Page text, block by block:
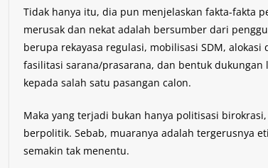
Tidak hanya itu, dia pun menjelaskan fakta-fakta
merusak dan nekat adalah bersumber dari
berupa rekayasa regulasi, mobilisasi SDM,
fasilitasi sarana/prasarana, dan bentuk
kepada salah satu pasangan calon.
Maka yang terjadi bukan hanya politisasi
berpolitik. Sebab, muaranya adalah tergerusnya
semakin tak menentu.